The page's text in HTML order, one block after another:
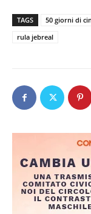
TAGS 50 giorni di
rula jebreal